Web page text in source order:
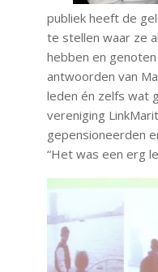
publiek heeft de
te stellen waar ze
hebben en
antwoorden van
leden én zelfs wat
vereniging
gepensioneerden
“Het was een erg